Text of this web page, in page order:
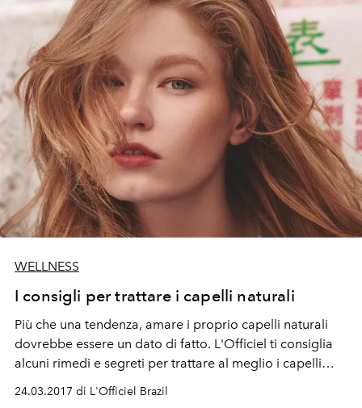
WELLNESS
I consigli per trattare i capelli naturali
Più che una tendenza, amare i proprio capelli naturali
dovrebbe essere un dato di fatto. L'Officiel ti consiglia
alcuni rimedi e segreti per trattare al meglio i capelli
così come sono nati
24.03.2017 di L'Officiel Brazil